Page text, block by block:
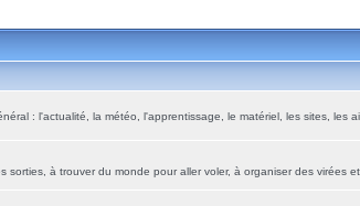
: l'actualité, la météo, l'apprentissage, le matériel, les sites, les
sorties, à trouver du monde pour aller voler, à organiser des virées